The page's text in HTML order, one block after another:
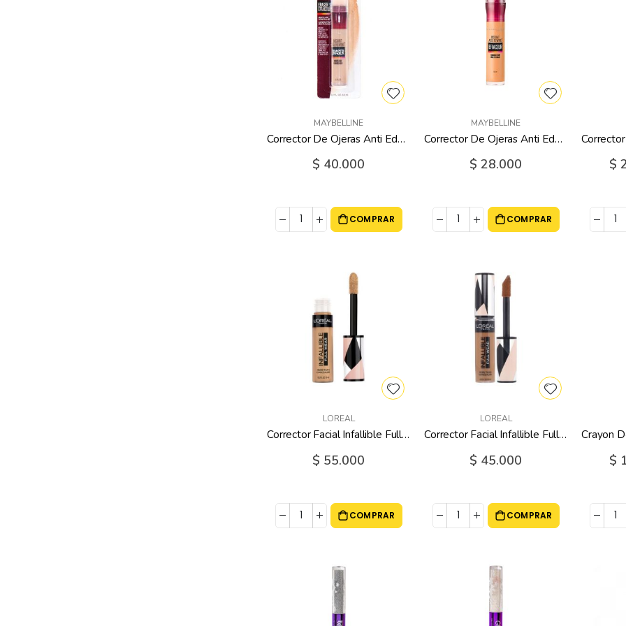
MAYBELLINE
Corrector De Ojeras Anti Edad #130 Medium Maybelline - 6 Ml
$ 40.000
COMPRAR
MAYBELLINE
Corrector De Ojeras Anti Edad 144 Maybelline - 6 Ml
$ 28.000
COMPRAR
$
LOREAL
Corrector Facial Infallible Full Wear 400 Caramel Loreal - 10 Ml
$ 55.000
COMPRAR
LOREAL
Corrector Facial Infallible Full Wear 415 Honey Loreal - 10 Ml
$ 45.000
COMPRAR
$